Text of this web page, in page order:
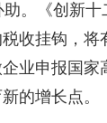
。《创新
收挂钩，将
业申报国家
的增长点。